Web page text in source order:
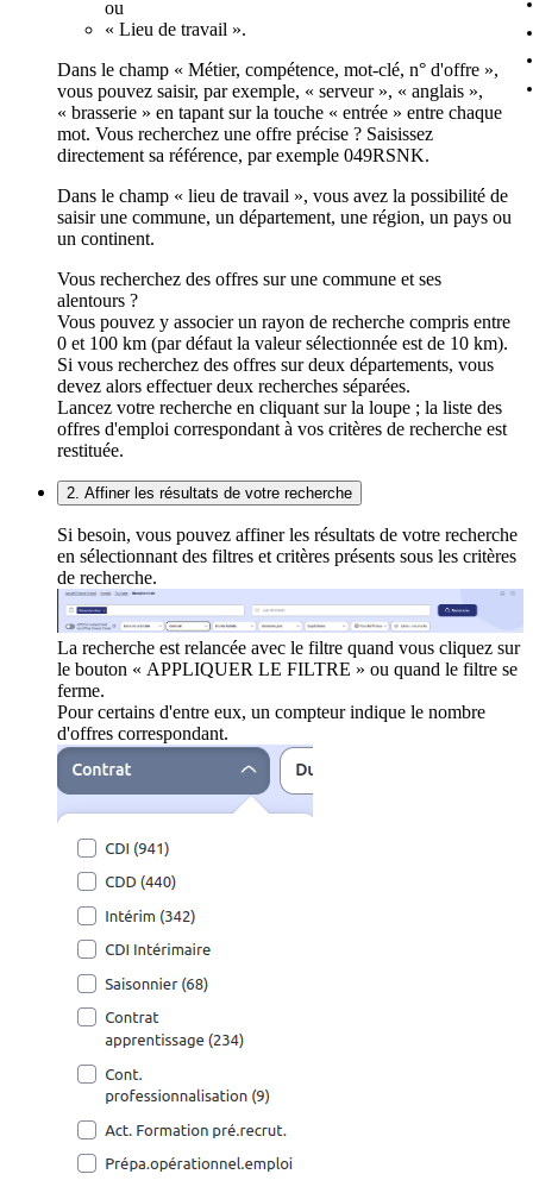
ou
« Lieu de travail ».
Dans le champ « Métier, compétence, mot-clé, n° d'offre »,
vous pouvez saisir, par exemple, « serveur », « anglais »,
« brasserie » en tapant sur la touche « entrée » entre chaque
mot. Vous recherchez une offre précise ? Saisissez
directement sa référence, par exemple 049RSNK.
Dans le champ « lieu de travail », vous avez la possibilité de
saisir une commune, un département, une région, un pays ou
un continent.
Vous recherchez des offres sur une commune et ses
alentours ?
Vous pouvez y associer un rayon de recherche compris entre
0 et 100 km (par défaut la valeur sélectionnée est de 10 km).
Si vous recherchez des offres sur deux départements, vous
devez alors effectuer deux recherches séparées.
Lancez votre recherche en cliquant sur la loupe ; la liste des
offres d'emploi correspondant à vos critères de recherche est
restituée.
2. Affiner les résultats de votre recherche
Si besoin, vous pouvez affiner les résultats de votre recherche
en sélectionnant des filtres et critères présents sous les critères
de recherche.
La recherche est relancée avec le filtre quand vous cliquez sur
le bouton « APPLIQUER LE FILTRE » ou quand le filtre se
ferme.
Pour certains d'entre eux, un compteur indique le nombre
d'offres correspondant.